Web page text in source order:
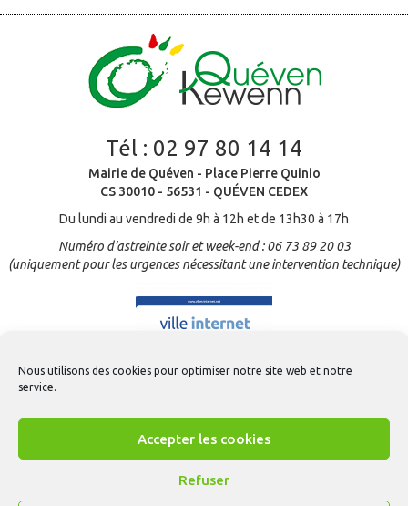
Nous utilisons des cookies pour optimiser notre site web et notre
service.
Accepter les cookies
Refuser
Tél : 02 97 80 14 14
Mairie de Quéven - Place Pierre Quinio
CS 30010 - 56531 - QUÉVEN CEDEX
Du lundi au vendredi de 9h à 12h et de 13h30 à 17h
Numéro d’astreinte soir et week-end : 06 73 89 20 03
(uniquement pour les urgences nécessitant une intervention technique)